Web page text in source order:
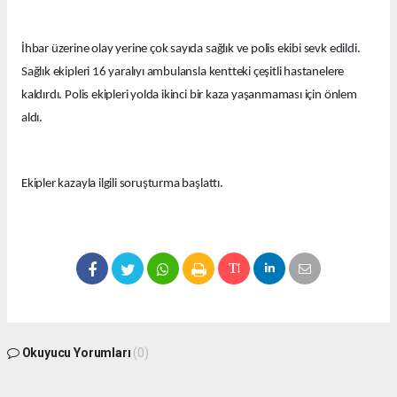
İhbar üzerine olay yerine çok sayıda sağlık ve polis ekibi sevk edildi.
Sağlık ekipleri 16 yaralıyı ambulansla kentteki çeşitli hastanelere
kaldırdı. Polis ekipleri yolda ikinci bir kaza yaşanmaması için önlem
aldı.
Ekipler kazayla ilgili soruşturma başlattı.
Okuyucu Yorumları (0)